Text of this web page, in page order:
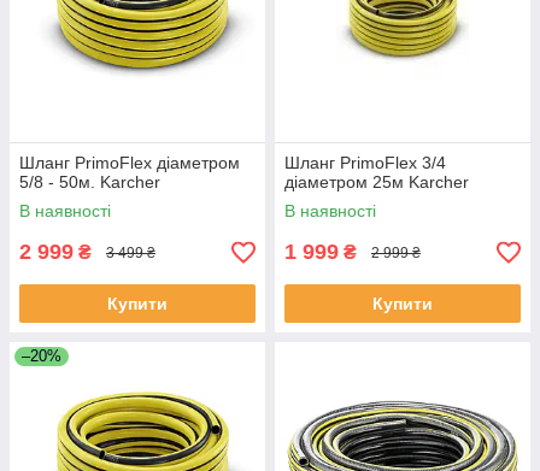
Шланг PrimoFlex діаметром
5/8 - 50м. Karcher
В наявності
2 999 ₴ 3 499 ₴
Купити
Шланг PrimoFlex 3/4
діаметром 25м Karcher
В наявності
1 999 ₴ 2 999 ₴
Купити
–20%